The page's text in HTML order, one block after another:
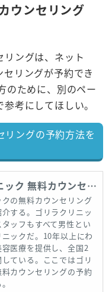
ウンセリング
リングは、ネット
リングが予約でき
のために、別のペー
考にしてほしい。
リングの予約方法を
ゴリラクリニック 無料カウンセリングの予約方法
の無料カウンセリング
する。ゴリラクリニッ
ッフもすべて男性とい
ックだ。10年以上にわ
医療を提供し、全国2
ている。ここではゴリ
カウンセリングの予約